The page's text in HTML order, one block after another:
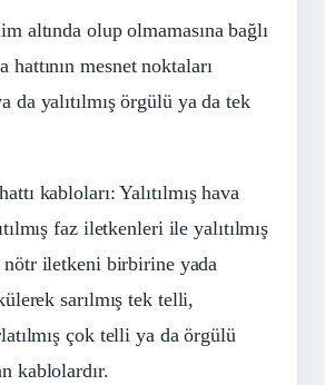
altında olup olmamasına bağlı
hattının mesnet noktaları
da yalıtılmış örgülü ya da tek
kabloları: Yalıtılmış hava
faz iletkenleri ile yalıtılmış
nötr iletkeni birbirine yada
sarılmış tek telli,
çok telli ya da örgülü
kablolardır.